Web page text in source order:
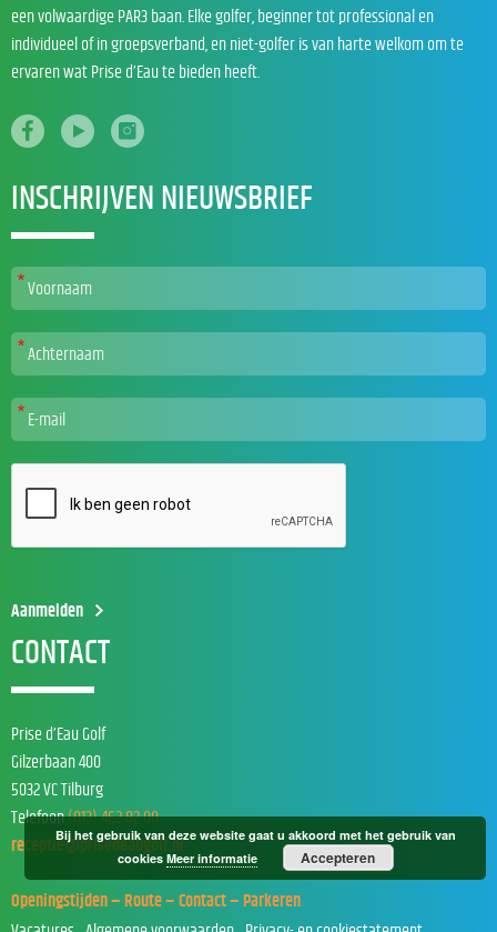
een volwaardige PAR3 baan. Elke golfer, beginner tot professional en
individueel of in groepsverband, en niet-golfer is van harte welkom om te
ervaren wat Prise d’Eau te bieden heeft.
INSCHRIJVEN NIEUWSBRIEF
CONTACT
Prise d’Eau Golf
Gilzerbaan 400
5032 VC Tilburg
Telefoon(013) 462 82 00
receptie@prisedeaugolf.nl
Openingstijden – Route – Contact – Parkeren
Bij het gebruik van deze website gaat u akkoord met het gebruik van
cookies Meer informatie Accepteren